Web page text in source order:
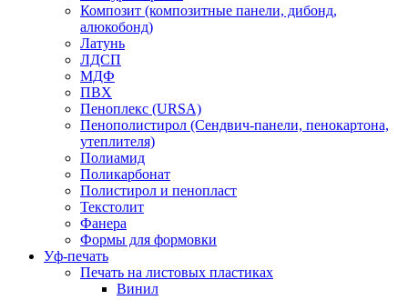
Композит (композитные панели, дибонд,
алюкобонд)
Латунь
ЛДСП
МДФ
ПВХ
Пеноплекс (URSA)
Пенополистирол (Сендвич-панели, пенокартона,
утеплителя)
Полиамид
Поликарбонат
Полистирол и пенопласт
Текстолит
Фанера
Формы для формовки
Уф-печать
Печать на листовых пластиках
Винил